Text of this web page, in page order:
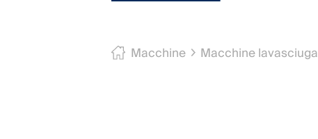
Macchine Macchine lavasciuga